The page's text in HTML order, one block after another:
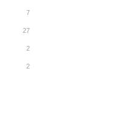
7
27
2
2